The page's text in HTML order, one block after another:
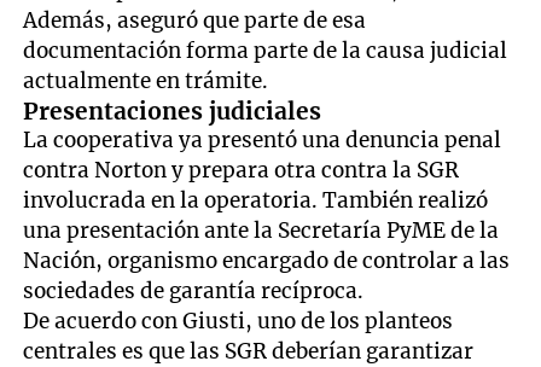
Además, aseguró que parte de esa
documentación forma parte de la causa judicial
actualmente en trámite.
Presentaciones judiciales
La cooperativa ya presentó una denuncia penal
contra Norton y prepara otra contra la SGR
involucrada en la operatoria. También realizó
una presentación ante la Secretaría PyME de la
Nación, organismo encargado de controlar a las
sociedades de garantía recíproca.
De acuerdo con Giusti, uno de los planteos
centrales es que las SGR deberían garantizar